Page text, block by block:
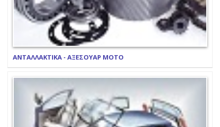
ΑΝΤΑΛΛΑΚΤΙΚΑ - ΑΞΕΣΟΥΑΡ ΜΟΤΟ